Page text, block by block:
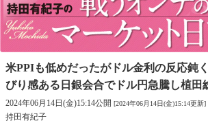
米PPIも低めだったがドル金利の反応鈍
びり感ある日銀会合でドル円急騰し植田
2024年06月14日(金)15:14公開 [2024年06月14日(金)15:14更新]
持田有紀子